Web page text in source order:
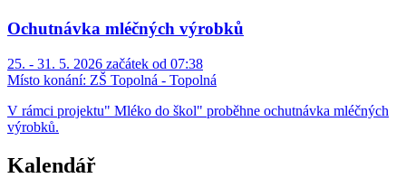
Ochutnávka mléčných výrobků
25. - 31. 5. 2026 začátek od 07:38
Místo konání: ZŠ Topolná - Topolná
V rámci projektu" Mléko do škol" proběhne ochutnávka mléčných
výrobků.
Kalendář